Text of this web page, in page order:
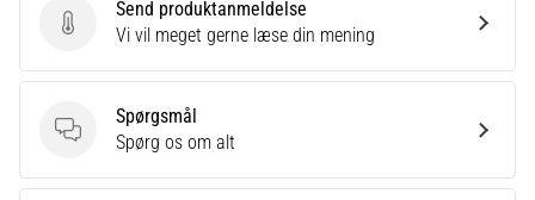
Send produktanmeldelse
Send produktanmeldelse
Vi vil meget gerne læse din mening
Spørgsmål
Spørgsmål
Spørg os om alt